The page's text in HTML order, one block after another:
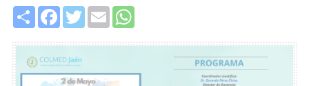
Share FacebookTwitter Email